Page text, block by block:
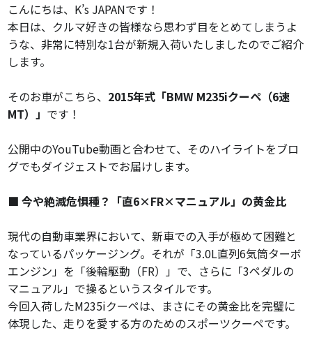
こんにちは、K’s JAPANです！
本日は、クルマ好きの皆様なら思わず目をとめてしまうよ
うな、非常に特別な1台が新規入荷いたしましたのでご紹介
します。
そのお車がこちら、 2015年式「BMW M235iクーペ（6速
MT）」 です！
公開中のYouTube動画と合わせて、そのハイライトをブロ
グでもダイジェストでお届けします。
■ 今や絶滅危惧種？「直6×FR×マニュアル」の黄金比
現代の自動車業界において、新車での入手が極めて困難と
なっているパッケージング。それが「3.0L直列6気筒ターボ
エンジン」を「後輪駆動（FR）」で、さらに「3ペダルの
マニュアル」で操るというスタイルです。
今回入荷したM235iクーペは、まさにその黄金比を完璧に
体現した、走りを愛する方のためのスポーツクーペです。